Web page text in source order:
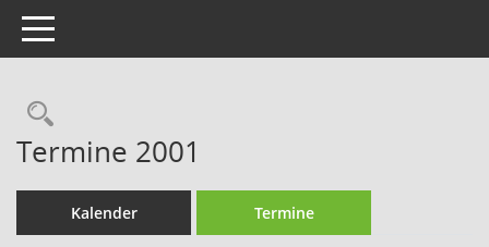
Toggle navigation
Rechercheauswahl
Termine 2001
Kalender Termine